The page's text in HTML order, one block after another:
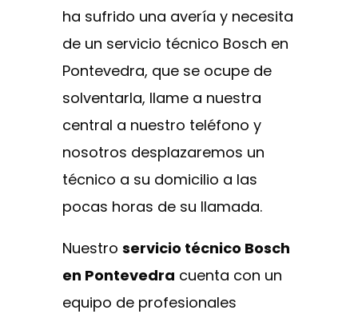
ha sufrido una avería y necesita
de un servicio técnico Bosch en
Pontevedra, que se ocupe de
solventarla, llame a nuestra
central a nuestro teléfono y
nosotros desplazaremos un
técnico a su domicilio a las
pocas horas de su llamada.
Nuestro servicio técnico Bosch
en Pontevedra cuenta con un
equipo de profesionales